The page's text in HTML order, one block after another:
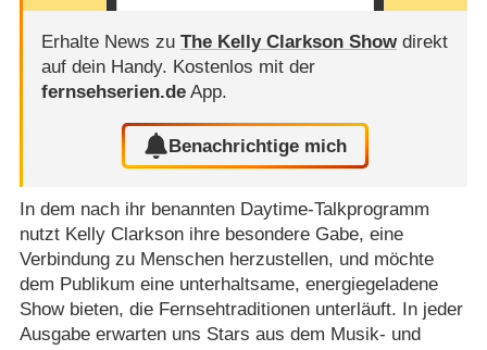
Erhalte News zu The Kelly Clarkson Showdirekt
auf dein Handy. Kostenlos mit der
fernsehserien.deApp.
Benachrichtige mich
In dem nach ihr benannten Daytime-Talkprogramm
nutzt Kelly Clarkson ihre besondere Gabe, eine
Verbindung zu Menschen herzustellen, und möchte
dem Publikum eine unterhaltsame, energiegeladene
Show bieten, die Fernsehtraditionen unterläuft. In jeder
Ausgabe erwarten uns Stars aus dem Musik- und